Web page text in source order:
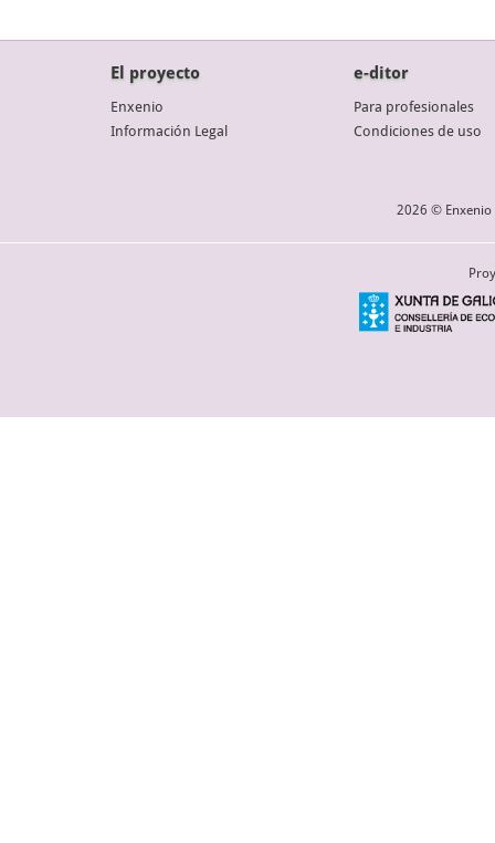
El proyecto
Enxenio
Información Legal
e-ditor
Para profesionales
Condiciones de uso
2026 © Enxenio